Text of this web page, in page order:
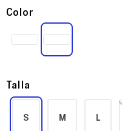
Talla
S M L
Color